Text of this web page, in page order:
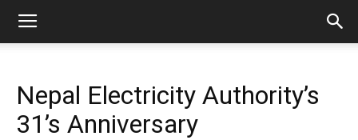
Nepal Electricity Authority’s
31’s Anniversary